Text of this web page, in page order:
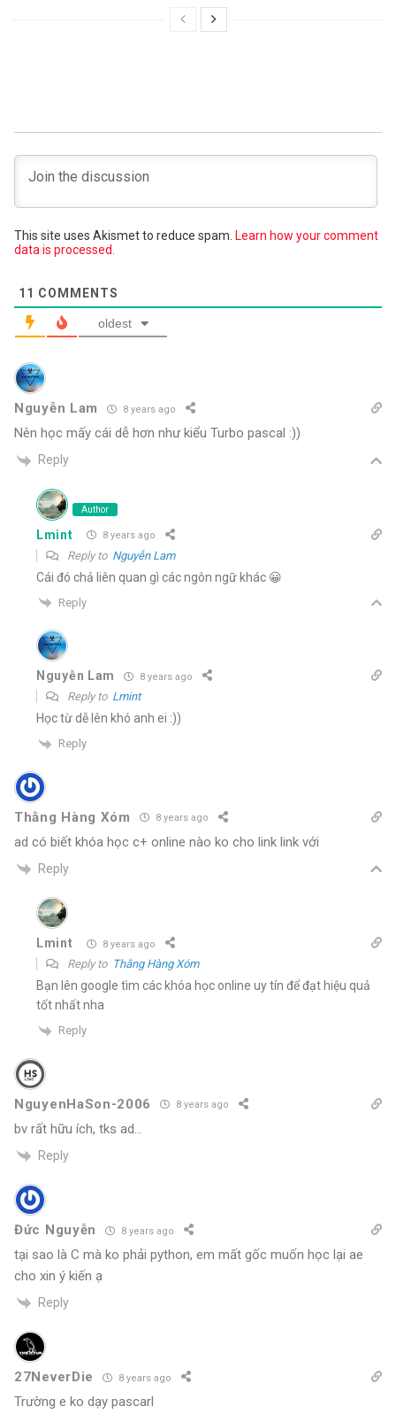
This site uses Akismet to reduce spam. Learn how your comment
data is processed.
11 COMMENTS
oldest
Nguyễn Lam 8 years ago
Nên học mấy cái dễ hơn như kiểu Turbo pascal :))
Reply
Author
Lmint 8 years ago
Reply to Nguyễn Lam
Cái đó chả liên quan gì các ngôn ngữ khác 😀
Reply
Nguyễn Lam 8 years ago
Reply to Lmint
Học từ dễ lên khó anh ei :))
Reply
Thằng Hàng Xóm 8 years ago
ad có biết khóa học c+ online nào ko cho link link với
Reply
Lmint 8 years ago
Reply to Thằng Hàng Xóm
Bạn lên google tìm các khóa học online uy tín để đạt hiệu quả
tốt nhất nha
Reply
NguyenHaSon-2006 8 years ago
bv rất hữu ích, tks ad…
Reply
Đức Nguyễn 8 years ago
tại sao là C mà ko phải python, em mất gốc muốn học lại ae
cho xin ý kiến ạ
Reply
27NeverDie 8 years ago
Trường e ko dạy pascarl